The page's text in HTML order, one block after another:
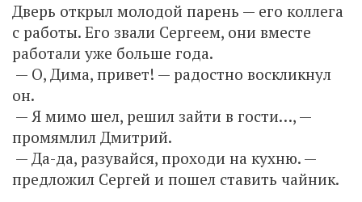
Дверь открыл молодой парень — его коллега
с работы. Его звали Сергеем, они вместе
работали уже больше года.
— О, Дима, привет! — радостно воскликнул
он.
— Я мимо шел, решил зайти в гости…, —
промямлил Дмитрий.
— Да-да, разувайся, проходи на кухню. —
предложил Сергей и пошел ставить чайник.